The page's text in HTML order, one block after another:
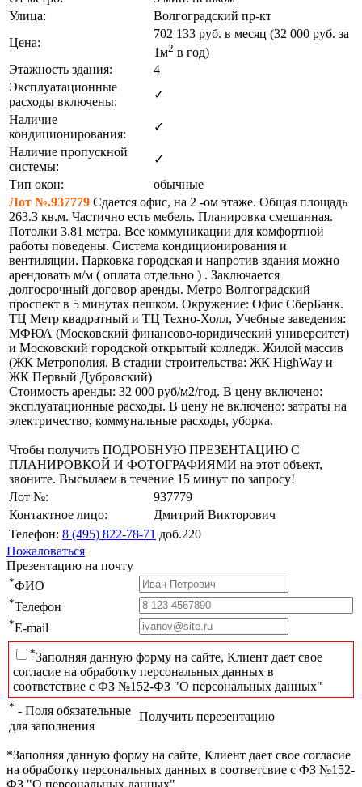
Улица:
Волгоградский пр-кт
Цена:
702 133 руб. в месяц (32 000 руб. за
1м2 в год)
Этажность здания:
4
Эксплуатационные
расходы включены:
✓
Наличие
кондиционирования:
✓
Наличие пропускной
системы:
✓
Тип окон:
обычные
Лот №.937779 Сдается офис, на 2 -ом этаже. Общая площадь
263.3 кв.м. Частично есть мебель. Планировка смешанная.
Потолки 3.81 метра. Все коммуникации для комфортной
работы поведены. Система кондиционирования и
вентиляции. Парковка городская и напротив здания можно
арендовать м/м ( оплата отдельно ) . Заключается
долгосрочный договор аренды. Метро Волгоградский
проспект в 5 минутах пешком. Окружение: Офис СберБанк.
ТЦ Метр квадратный и ТЦ Техно-Холл, Учебные заведения:
МФЮА (Московский финансово-юридический университет)
и Московский городской открытый колледж. Жилой массив
(ЖК Метрополия. В стадии строительства: ЖК HighWay и
ЖК Первый Дубровский)
Стоимость аренды: 32 000 руб/м2/год. В цену включено:
эксплуатационные расходы. В цену не включено: затраты на
электричество, коммунальные расходы, уборка.
Чтобы получить ПОДРОБНУЮ ПРЕЗЕНТАЦИЮ С
ПЛАНИРОВКОЙ И ФОТОГРАФИЯМИ на этот объект,
звоните. Высылаем в течение 15 минут по запросу!
Лот №:
937779
Контактное лицо:
Дмитрий Викторович
Телефон: 8 (495) 822-78-71 доб.220
Пожаловаться
Презентацию на почту
*ФИО
*Телефон
*E-mail
*Заполняя данную форму на сайте, Клиент дает свое
согласие на обработку персональных данных в
соответствие с ФЗ №152-ФЗ "О персональных данных"
* - Поля обязательные
для заполнения
Получить перезентацию
*Заполняя данную форму на сайте, Клиент дает свое согласие
на обработку персональных данных в соответсвие с ФЗ №152-